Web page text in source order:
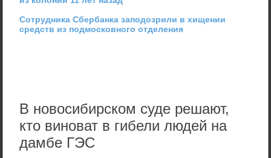
Сотрудника Сбербанка заподозрили в хищении
средств из подмосковного отделения
В новосибирском суде решают,
кто виноват в гибели людей на
дамбе ГЭС